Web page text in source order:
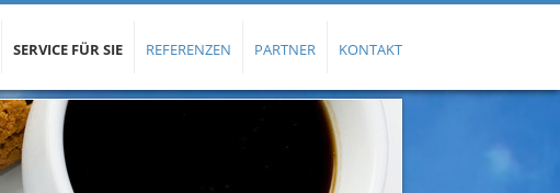
SERVICE FÜR SIE REFERENZEN PARTNER KONTAKT